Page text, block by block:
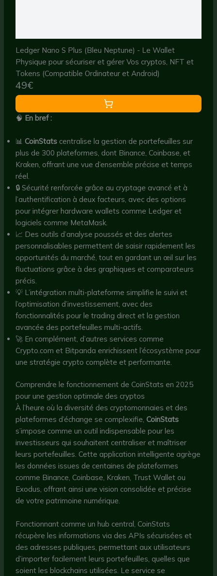
Ledger Nano S Plus (Bleu Neptune) - Le Wallet
Physique pour sécuriser et gérer Vos cryptos, NFT et
Tokens (Compatible Ordinateur et Android)
49€
🧠 En bref :
📊 CoinStats centralise la gestion de portefeuilles sur
plus de 300 plateformes, dont Binance, Coinbase, et
Kraken, offrant une vue d’ensemble précise et temps
réel.
🔒 Sécurité renforcée grâce au cryptage avancé et à
l’authentification à deux facteurs, avec des options
pour intégrer hardware wallets comme Ledger et
logiciels comme MetaMask.
📈 Des outils d’analyse poussés et des alertes
personnalisables permettent de saisir rapidement les
opportunités du marché, tout en gardant un œil sur les
fluctuations grâce à des graphiques et comparateurs
précis.
💡 L’intégration multi-plateforme simplifie le suivi et
l’optimisation d’investissement, avec des
fonctionnalités pour le trading direct et la gestion
avancée des portefeuilles multi-actifs.
🚀 En complément, d’autres services comme
Crypto.com et Bitpanda enrichissent l’écosystème pour
une stratégie crypto complète et performante.
Comprendre le fonctionnement de CoinStats en 2025
pour une gestion optimale des cryptos
À l’heure où la diversité des cryptomonnaies et des
plateformes d’échange se complexifie, CoinStats
s’impose comme un outil indispensable pour les
investisseurs qui souhaitent centraliser et maîtriser
leurs portefeuilles. Cette application intelligente agrège
les données issues de centaines de plateformes
comme Binance, Coinbase, Kraken, Trust Wallet ou
Exodus, offrant ainsi une vision consolidée et précise
de votre patrimoine numérique.
Fonctionnant comme un hub central, CoinStats
récupère les informations via des APIs sécurisées et
des adresses publiques, permettant aux utilisateurs
d’importer facilement leurs portefeuilles, quelles que
soient les blockchains utilisées. Le service se